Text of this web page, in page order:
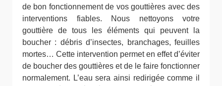
de bon fonctionnement de vos gouttières avec des
interventions fiables. Nous nettoyons votre
gouttière de tous les éléments qui peuvent la
boucher : débris d’insectes, branchages, feuilles
mortes… Cette intervention permet en effet d’éviter
de boucher des gouttières et de le faire fonctionner
normalement. L’eau sera ainsi redirigée comme il